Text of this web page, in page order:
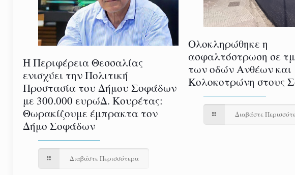
Η Περιφέρεια Θεσσαλίας
ενισχύει την Πολιτική
Προστασία του Δήμου Σοφάδων
με 300.000 ευρώΔ. Κουρέτας:
Θωρακίζουμε έμπρακτα τον
Δήμο Σοφάδων
Διαβάστε Περισσότερα
Ολοκληρώθηκε η
ασφαλτόστρωση σε
των οδών Ανθέων και
Κολοκοτρώνη στους
Διαβάστε